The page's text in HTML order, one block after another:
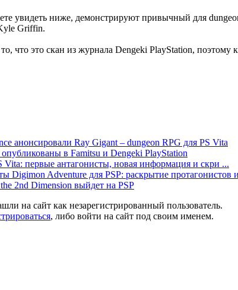
увидеть ниже, демонстрируют привычный для
Griffin.
что это скан из журнала Dengeki PlayStation, поэтому
анонсировали Ray Gigant – dungeon RPG для PS Vita
в Famitsu и Dengeki PlayStation
Vita: первые антагонисты, новая информация и скри ...
Digimon Adventure для PSP: раскрытие протагонистов
2nd Dimension выйдет на PSP
на сайт как незарегистрированный пользователь.
, либо войти на сайт под своим именем.